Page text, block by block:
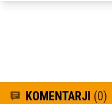
KOMENTARJI (0)